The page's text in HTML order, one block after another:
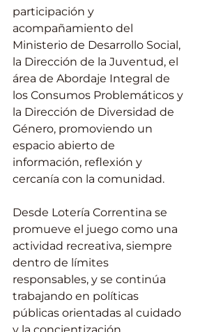
participación y
acompañamiento del
Ministerio de Desarrollo Social,
la Dirección de la Juventud, el
área de Abordaje Integral de
los Consumos Problemáticos y
la Dirección de Diversidad de
Género, promoviendo un
espacio abierto de
información, reflexión y
cercanía con la comunidad.
Desde Lotería Correntina se
promueve el juego como una
actividad recreativa, siempre
dentro de límites
responsables, y se continúa
trabajando en políticas
públicas orientadas al cuidado